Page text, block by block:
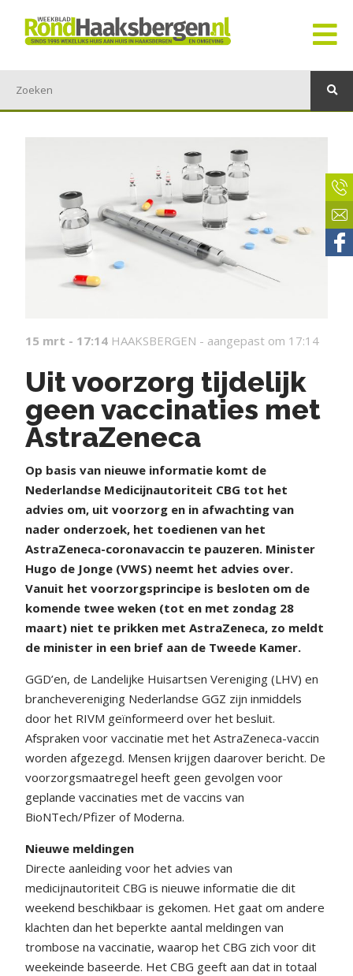
15 mrt - 17:14 HAAKSBERGEN - aangepast om 17:14
Uit voorzorg tijdelijk
geen vaccinaties met
AstraZeneca
Op basis van nieuwe informatie komt de
Nederlandse Medicijnautoriteit CBG tot het
advies om, uit voorzorg en in afwachting van
nader onderzoek, het toedienen van het
AstraZeneca-coronavaccin te pauzeren. Minister
Hugo de Jonge (VWS) neemt het advies over.
Vanuit het voorzorgsprincipe is besloten om de
komende twee weken (tot en met zondag 28
maart) niet te prikken met AstraZeneca, zo meldt
de minister in een brief aan de Tweede Kamer.
GGD’en, de Landelijke Huisartsen Vereniging (LHV) en
branchevereniging Nederlandse GGZ zijn inmiddels
door het RIVM geïnformeerd over het besluit.
Afspraken voor vaccinatie met het AstraZeneca-vaccin
worden afgezegd. Mensen krijgen daarover bericht. De
voorzorgsmaatregel heeft geen gevolgen voor
geplande vaccinaties met de vaccins van
BioNTech/Pfizer of Moderna.
Nieuwe meldingen
Directe aanleiding voor het advies van
medicijnautoriteit CBG is nieuwe informatie die dit
weekend beschikbaar is gekomen. Het gaat om andere
klachten dan het beperkte aantal meldingen van
trombose na vaccinatie, waarop het CBG zich voor dit
weekeinde baseerde. Het CBG geeft aan dat in totaal